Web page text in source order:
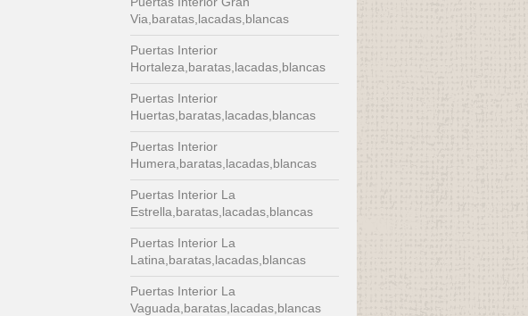
Via,baratas,lacadas,blancas
Puertas Interior
Hortaleza,baratas,lacadas,blancas
Puertas Interior
Huertas,baratas,lacadas,blancas
Puertas Interior
Humera,baratas,lacadas,blancas
Puertas Interior La
Estrella,baratas,lacadas,blancas
Puertas Interior La
Latina,baratas,lacadas,blancas
Puertas Interior La
Vaguada,baratas,lacadas,blancas